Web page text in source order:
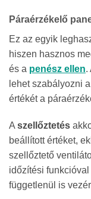
Páraérzékelő
Ez az egyik
hiszen hasznos
és a penész ellen.
lehet szabályozni
értékét a
Aszellőztetés
beállított értéket,
szellőztető
időzítési
függetlenül is